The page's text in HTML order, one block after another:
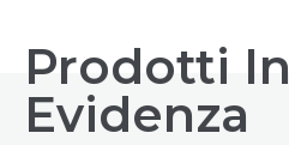
Prodotti In
Evidenza